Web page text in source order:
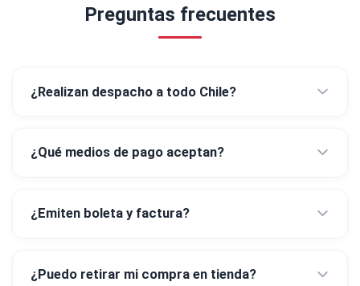
Preguntas frecuentes
¿Realizan despacho a todo Chile?
¿Qué medios de pago aceptan?
¿Emiten boleta y factura?
¿Puedo retirar mi compra en tienda?